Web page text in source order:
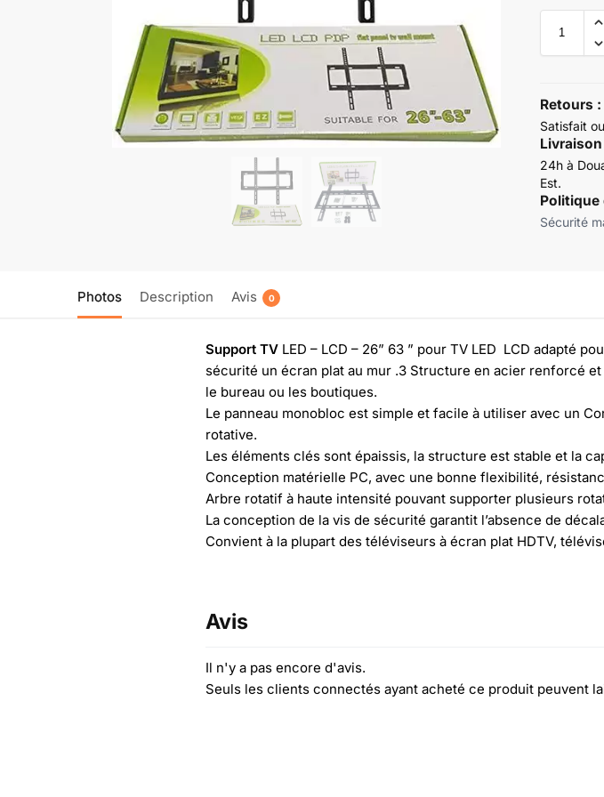
Retours :
Satisfait
24h à
Est.
Politique
Sécurité
Photos Description Avis 0
Support TV LED – LCD – 26” 63 ” pour TV LED LCD adapté
sécurité un écran plat au mur .3 Structure en acier renforcé
le bureau ou les boutiques.
Le panneau monobloc est simple et facile à utiliser avec un
rotative.
Les éléments clés sont épaissis, la structure est stable et la
Conception matérielle PC, avec une bonne flexibilité,
Arbre rotatif à haute intensité pouvant supporter plusieurs
La conception de la vis de sécurité garantit l’absence de
Convient à la plupart des téléviseurs à écran plat HDTV,
Avis
Il n'y a pas encore d'avis.
Seuls les clients connectés ayant acheté ce produit peuvent